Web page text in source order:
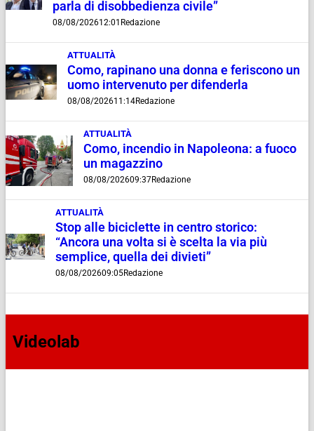
parla di disobbedienza civile”
08/08/202612:01 Redazione
ATTUALITÀ
Como, rapinano una donna e feriscono un
uomo intervenuto per difenderla
08/08/202611:14Redazione
ATTUALITÀ
Como, incendio in Napoleona: a fuoco
un magazzino
08/08/202609:37Redazione
ATTUALITÀ
Stop alle biciclette in centro storico:
“Ancora una volta si è scelta la via più
semplice, quella dei divieti”
08/08/202609:05Redazione
Videolab